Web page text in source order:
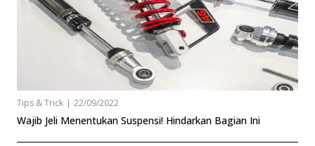
Tips & Trick | 22/09/2022
Wajib Jeli Menentukan Suspensi! Hindarkan Bagian Ini